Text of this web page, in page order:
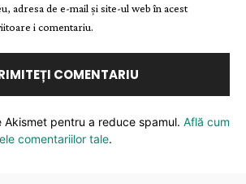
adresa de e-mail și site-ul web în acest
i comentariu.
Akismet pentru a reduce spamul. Află cum
comentariilor tale.